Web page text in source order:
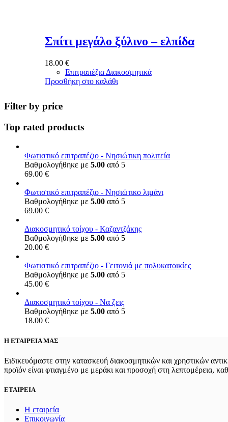
Σπίτι μεγάλο ξύλινο – ελπίδα
18.00 €
Επιτραπέζια Διακοσμητικά
Προσθήκη στο καλάθι
Filter by price
Top rated products
Φωτιστικό επιτραπέζιο - Νησιώτικη πολιτεία
Βαθμολογήθηκε με 5.00 από 5
69.00 €
Φωτιστικό επιτραπέζιο - Νησιώτικο λιμάνι
Βαθμολογήθηκε με 5.00 από 5
69.00 €
Διακοσμητικό τοίχου - Καζαντζάκης
Βαθμολογήθηκε με 5.00 από 5
20.00 €
Φωτιστικό επιτραπέζιο - Γειτονιά με πολυκατοικίες
Βαθμολογήθηκε με 5.00 από 5
45.00 €
Διακοσμητικό τοίχου - Να ζεις
Βαθμολογήθηκε με 5.00 από 5
18.00 €
Η ΕΤΑΙΡΕΙΑ ΜΑΣ
Ειδικευόμαστε στην κατασκευή διακοσμητικών και χρηστικών
προϊόν είναι φτιαγμένο με μεράκι και προσοχή στη λεπτομέρεια,
ΕΤΑΙΡΕΙΑ
Η εταιρεία
Επικοινωνία